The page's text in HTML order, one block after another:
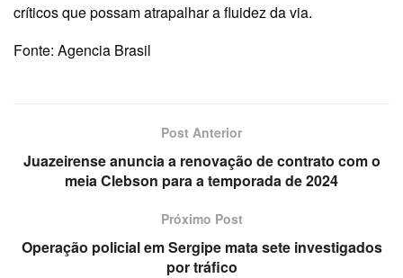
críticos que possam atrapalhar a fluidez da via.
Fonte: Agencia Brasil
Post Anterior
Juazeirense anuncia a renovação de contrato com o
meia Clebson para a temporada de 2024
Próximo Post
Operação policial em Sergipe mata sete investigados
por tráfico